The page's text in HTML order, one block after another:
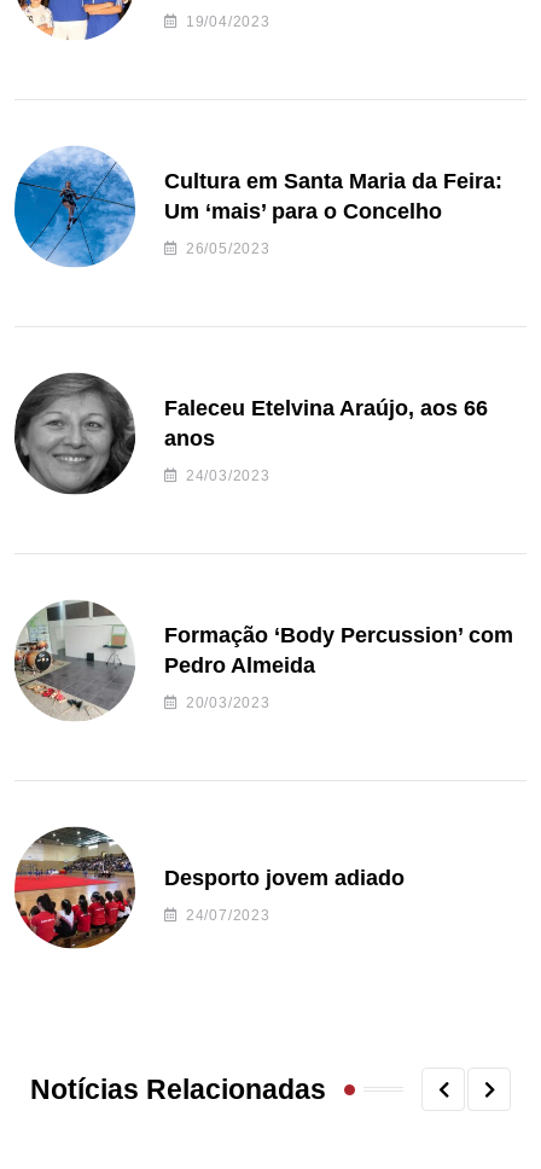
de andebol do Feirense
19/04/2023
Cultura em Santa Maria da Feira:
Um ‘mais’ para o Concelho
26/05/2023
Faleceu Etelvina Araújo, aos 66
anos
24/03/2023
Formação ‘Body Percussion’ com
Pedro Almeida
20/03/2023
Desporto jovem adiado
24/07/2023
Notícias Relacionadas